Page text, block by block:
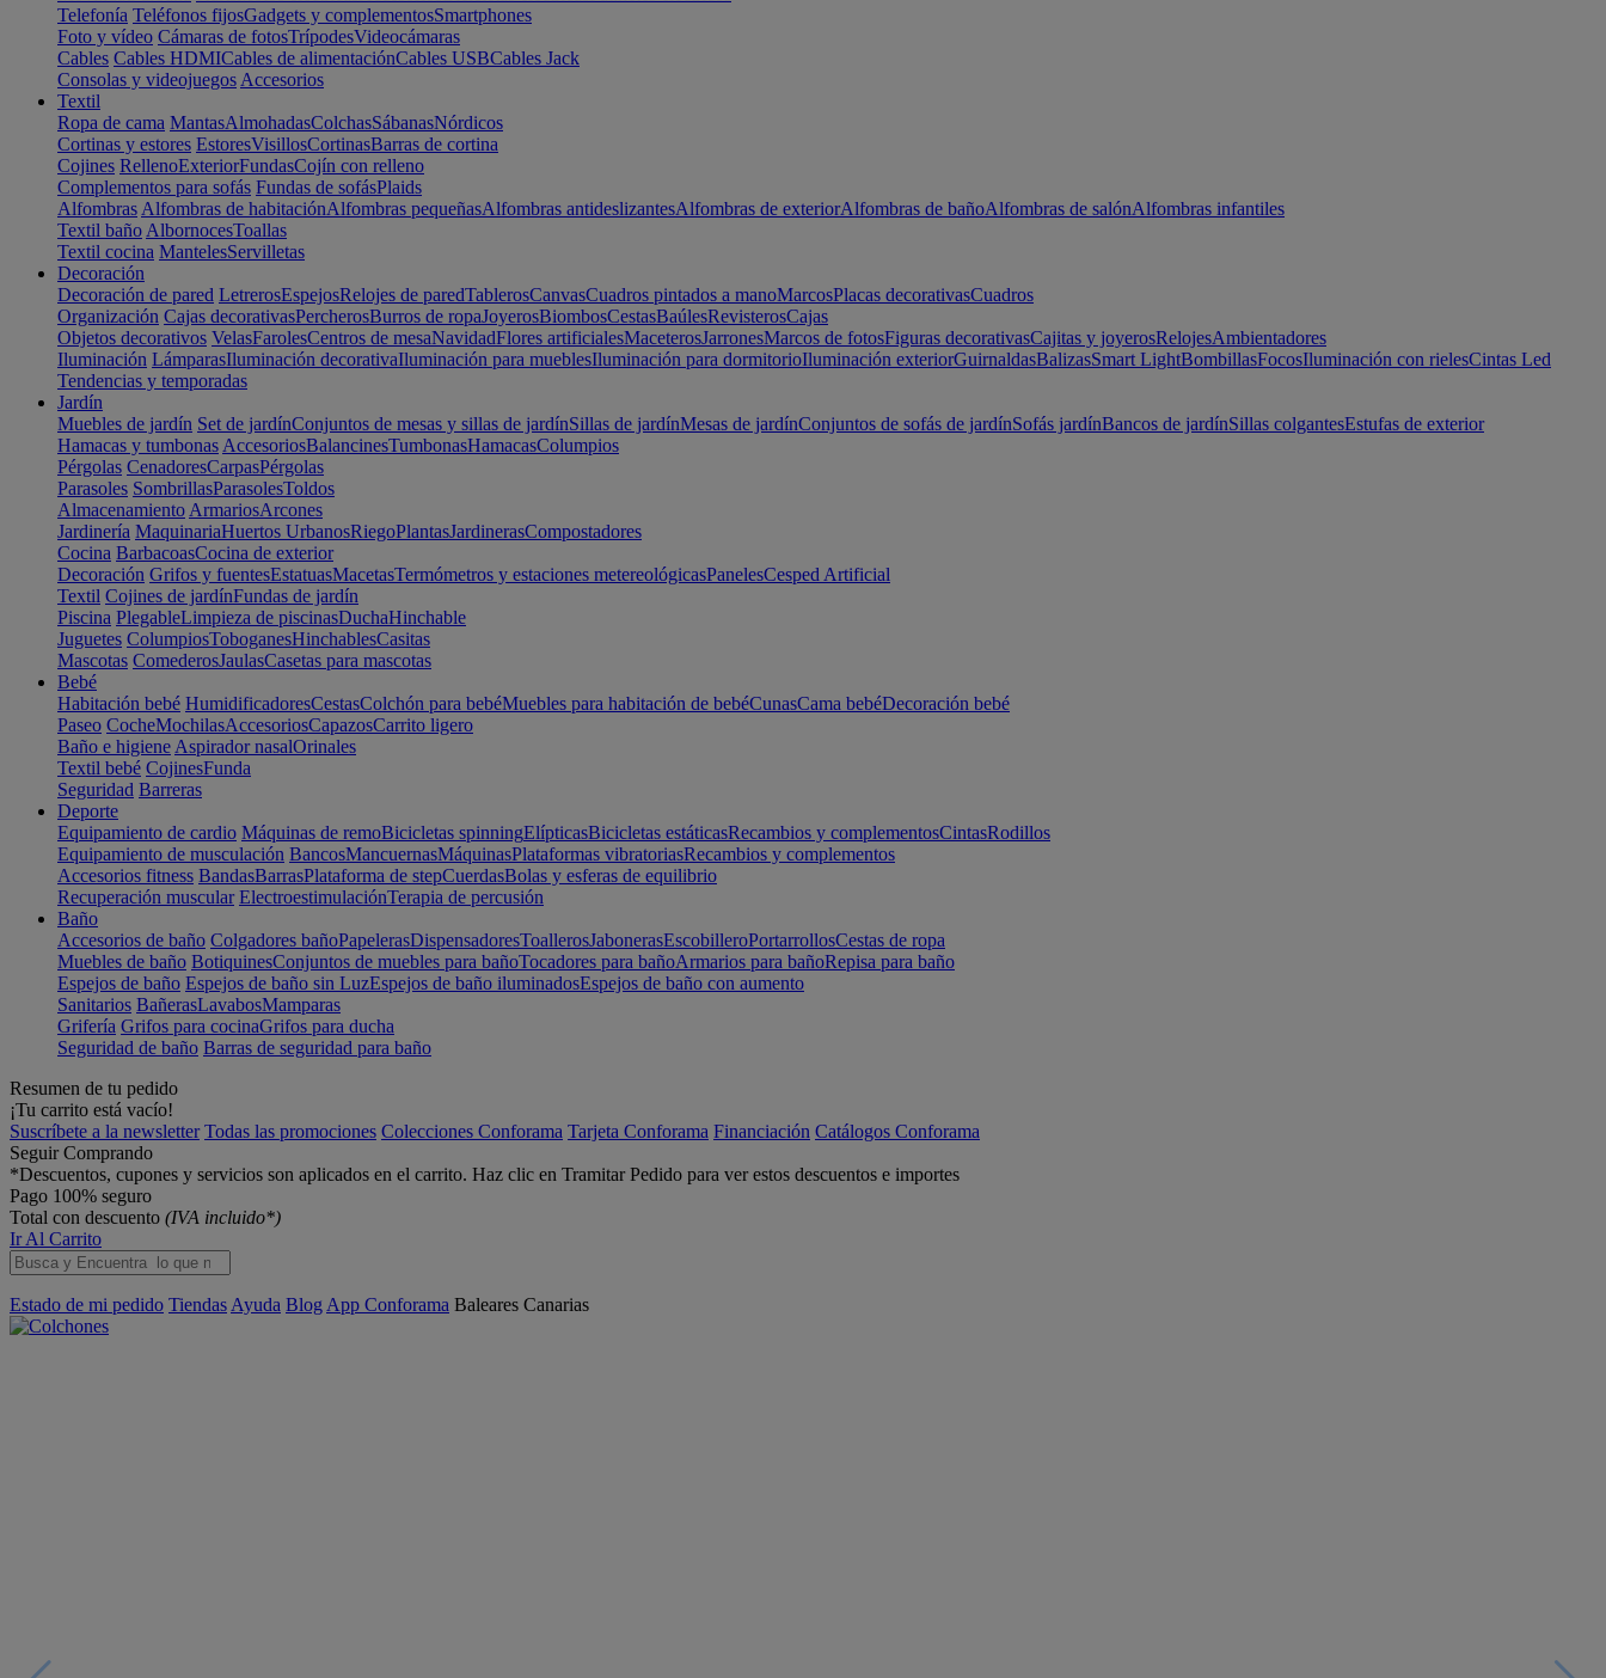
Telefonía Teléfonos fijosGadgets y complementosSmartphones
Foto y vídeo Cámaras de fotosTrípodesVideocámaras
Cables Cables HDMICables de alimentaciónCables USBCables Jack
Consolas y videojuegos Accesorios
Textil
Ropa de cama MantasAlmohadasColchasSábanasNórdicos
Cortinas y estores EstoresVisillosCortinasBarras de cortina
Cojines RellenoExteriorFundasCojín con relleno
Complementos para sofás Fundas de sofásPlaids
Alfombras Alfombras de habitaciónAlfombras pequeñasAlfombras antideslizantesAlfombras de exteriorAlfombras de bañoAlfombras de salónAlfombras infantiles
Textil baño AlbornocesToallas
Textil cocina MantelesServilletas
Decoración
Decoración de pared LetrerosEspejosRelojes de paredTablerosCanvasCuadros pintados a manoMarcosPlacas decorativasCuadros
Organización Cajas decorativasPercherosBurros de ropaJoyerosBiombosCestasBaúlesRevisterosCajas
Objetos decorativos VelasFarolesCentros de mesaNavidadFlores artificialesMaceterosJarronesMarcos de fotosFiguras decorativasCajitas y joyerosRelojesAmbientadores
Iluminación LámparasIluminación decorativaIluminación para mueblesIluminación para dormitorioIluminación exteriorGuirnaldasBalizasSmart LightBombillasFocosIluminación con rielesCintas Led
Tendencias y temporadas
Jardín
Muebles de jardín Set de jardínConjuntos de mesas y sillas de jardínSillas de jardínMesas de jardínConjuntos de sofás de jardínSofás jardínBancos de jardínSillas colgantesEstufas de exterior
Hamacas y tumbonas AccesoriosBalancinesTumbonasHamacasColumpios
Pérgolas CenadoresCarpasPérgolas
Parasoles SombrillasParasolesToldos
Almacenamiento ArmariosArcones
Jardinería MaquinariaHuertos UrbanosRiegoPlantasJardinerasCompostadores
Cocina BarbacoasCocina de exterior
Decoración Grifos y fuentesEstatuasMacetasTermómetros y estaciones metereológicasPanelesCesped Artificial
Textil Cojines de jardínFundas de jardín
Piscina PlegableLimpieza de piscinasDuchaHinchable
Juguetes ColumpiosToboganesHinchablesCasitas
Mascotas ComederosJaulasCasetas para mascotas
Bebé
Habitación bebé HumidificadoresCestasColchón para bebéMuebles para habitación de bebéCunasCama bebéDecoración bebé
Paseo CocheMochilasAccesoriosCapazosCarrito ligero
Baño e higiene Aspirador nasalOrinales
Textil bebé CojinesFunda
Seguridad Barreras
Deporte
Equipamiento de cardio Máquinas de remoBicicletas spinningElípticasBicicletas estáticasRecambios y complementosCintasRodillos
Equipamiento de musculación BancosMancuernasMáquinasPlataformas vibratoriasRecambios y complementos
Accesorios fitness BandasBarrasPlataforma de stepCuerdasBolas y esferas de equilibrio
Recuperación muscular ElectroestimulaciónTerapia de percusión
Baño
Accesorios de baño Colgadores bañoPapelerasDispensadoresToallerosJabonerasEscobilleroPortarrollosCestas de ropa
Muebles de baño BotiquinesConjuntos de muebles para bañoTocadores para bañoArmarios para bañoRepisa para baño
Espejos de baño Espejos de baño sin LuzEspejos de baño iluminadosEspejos de baño con aumento
Sanitarios BañerasLavabosMamparas
Grifería Grifos para cocinaGrifos para ducha
Seguridad de baño Barras de seguridad para baño
Resumen de tu pedido
¡Tu carrito está vacío!
Suscríbete a la newsletter Todas las promociones Colecciones Conforama Tarjeta Conforama Financiación Catálogos Conforama
Seguir Comprando
*Descuentos, cupones y servicios son aplicados en el carrito. Haz clic en Tramitar Pedido para ver estos descuentos e importes
Pago 100% seguro
Total con descuento (IVA incluido*)
Ir Al Carrito
Estado de mi pedido Tiendas Ayuda Blog App Conforama Baleares Canarias